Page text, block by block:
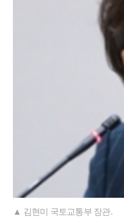
▲ 김현미 국토교통부 장관.